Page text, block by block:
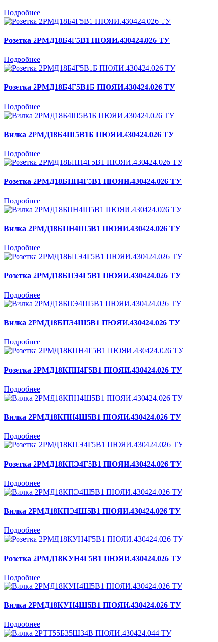
Подробнее
Розетка 2РМД18Б4Г5В1 ПЮЯИ.430424.026 ТУ
Подробнее
Розетка 2РМД18Б4Г5В1Б ПЮЯИ.430424.026 ТУ
Подробнее
Вилка 2РМД18Б4Ш5В1Б ПЮЯИ.430424.026 ТУ
Подробнее
Розетка 2РМД18БПН4Г5В1 ПЮЯИ.430424.026 ТУ
Подробнее
Вилка 2РМД18БПН4Ш5В1 ПЮЯИ.430424.026 ТУ
Подробнее
Розетка 2РМД18БПЭ4Г5В1 ПЮЯИ.430424.026 ТУ
Подробнее
Вилка 2РМД18БПЭ4Ш5В1 ПЮЯИ.430424.026 ТУ
Подробнее
Розетка 2РМД18КПН4Г5В1 ПЮЯИ.430424.026 ТУ
Подробнее
Вилка 2РМД18КПН4Ш5В1 ПЮЯИ.430424.026 ТУ
Подробнее
Розетка 2РМД18КПЭ4Г5В1 ПЮЯИ.430424.026 ТУ
Подробнее
Вилка 2РМД18КПЭ4Ш5В1 ПЮЯИ.430424.026 ТУ
Подробнее
Розетка 2РМД18КУН4Г5В1 ПЮЯИ.430424.026 ТУ
Подробнее
Вилка 2РМД18КУН4Ш5В1 ПЮЯИ.430424.026 ТУ
Подробнее